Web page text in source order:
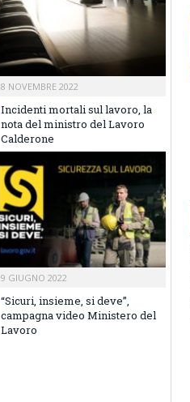
8 NOVEMBRE 2022
Incidenti mortali sul lavoro, la
nota del ministro del Lavoro
Calderone
9 GIUGNO 2022
“Sicuri, insieme, si deve”,
campagna video Ministero del
Lavoro